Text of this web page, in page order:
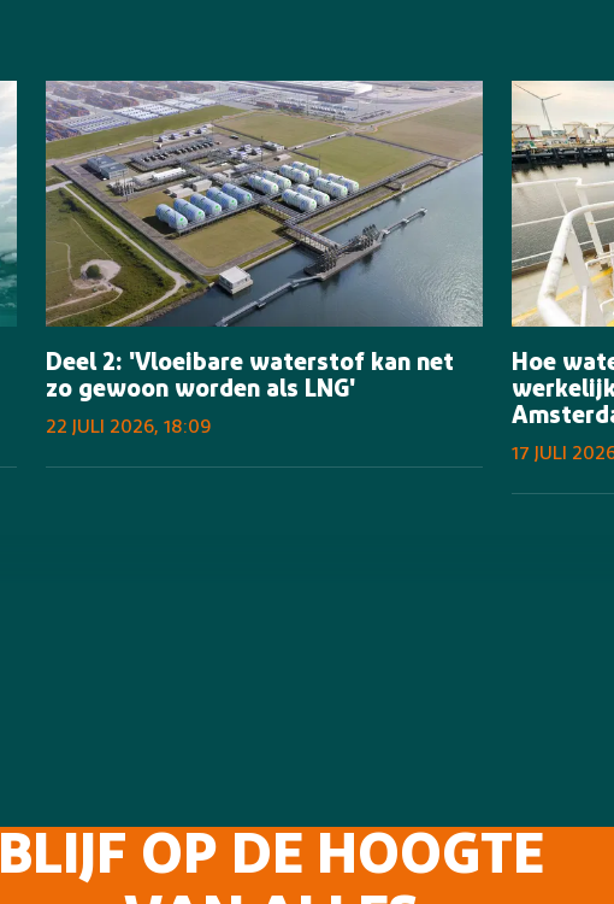
Deel 2: 'Vloeibare waterstof kan net
zo gewoon worden als LNG'
22 JULI 2026, 18:09
Hoe
17 JULI
BLIJF OP DE HOOGTE